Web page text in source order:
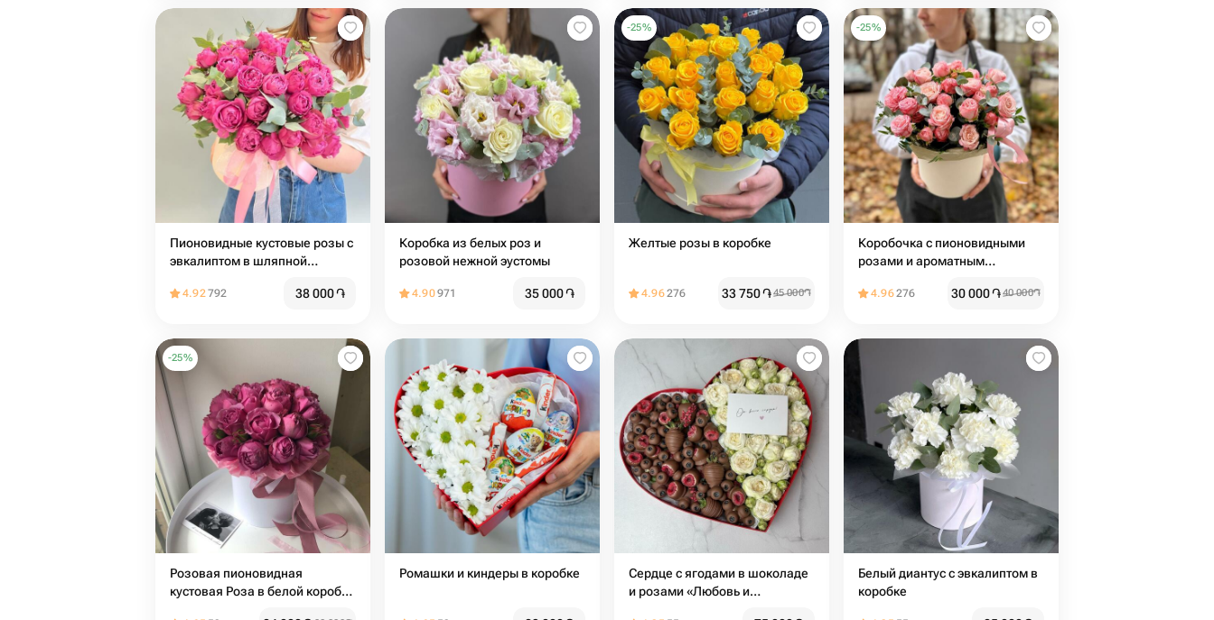
Пионовидные кустовые розы с
эвкалиптом в шляпной
4.92792 38 000֏
Коробка из белых роз и
розовой нежной эустомы
4.90971 35 000֏
-25%
Желтые розы в коробке
4.96276 33 750֏45 000֏
-25%
Коробочка с пионовидными
розами и ароматным
4.96276 30 000֏40 000֏
-25%
Розовая пионовидная
кустовая Роза в белой коробке
Ромашки и киндеры в коробке
Сердце с ягодами в шоколаде
и розами «Любовь и
Белый диантус с эвкалиптом в
коробке